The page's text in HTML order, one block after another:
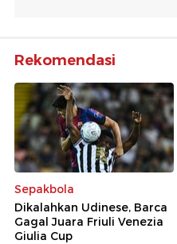
Rekomendasi
Sepakbola
Dikalahkan Udinese, Barca
Gagal Juara Friuli Venezia
Giulia Cup